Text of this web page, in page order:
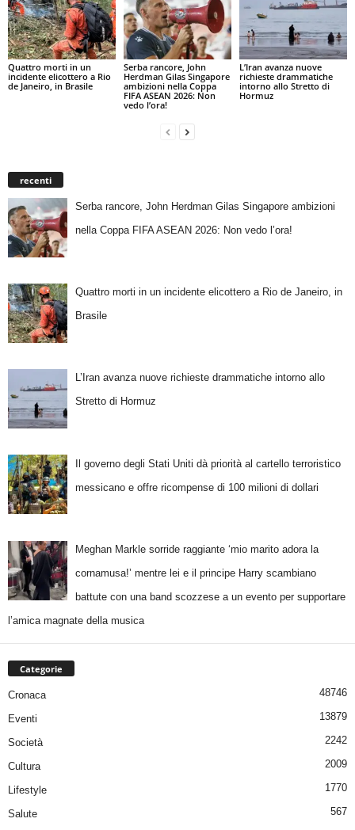
Quattro morti in un
incidente elicottero a Rio
de Janeiro, in Brasile
Serba rancore, John
Herdman Gilas Singapore
ambizioni nella Coppa
FIFA ASEAN 2026: Non
vedo l’ora!
L’Iran avanza nuove
richieste drammatiche
intorno allo Stretto di
Hormuz
recenti
Serba rancore, John Herdman Gilas Singapore ambizioni
nella Coppa FIFA ASEAN 2026: Non vedo l’ora!
Quattro morti in un incidente elicottero a Rio de Janeiro, in
Brasile
L’Iran avanza nuove richieste drammatiche intorno allo
Stretto di Hormuz
Il governo degli Stati Uniti dà priorità al cartello terroristico
messicano e offre ricompense di 100 milioni di dollari
Meghan Markle sorride raggiante ‘mio marito adora la
cornamusa!’ mentre lei e il principe Harry scambiano
battute con una band scozzese a un evento per supportare
l’amica magnate della musica
Categorie
Cronaca 48746
Eventi 13879
Società 2242
Cultura 2009
Lifestyle 1770
Salute
567